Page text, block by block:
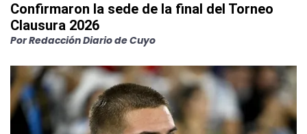
Confirmaron la sede de la final del Torneo
Clausura 2026
PorRedacción Diario de Cuyo